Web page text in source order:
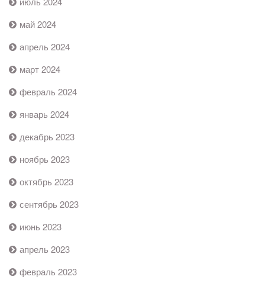
май 2024
апрель 2024
март 2024
февраль 2024
январь 2024
декабрь 2023
ноябрь 2023
октябрь 2023
сентябрь 2023
июнь 2023
апрель 2023
февраль 2023